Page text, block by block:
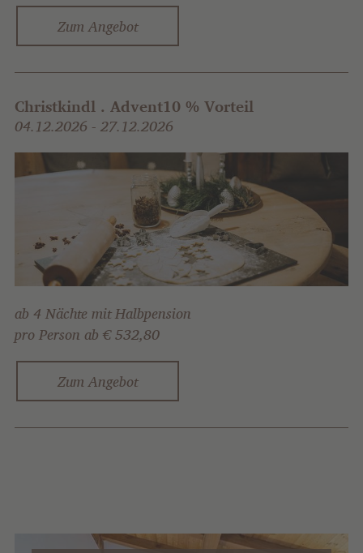
Zum Angebot
Christkindl . Advent10 % Vorteil
04.12.2026 - 27.12.2026
ab 4 Nächte mit Halbpension
pro Person ab € 532,80
Zum Angebot